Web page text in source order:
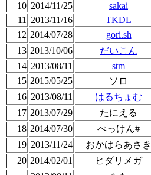
10 2014/11/25 sakai
11
2013/11/16 TKDL
12 2014/07/28 gori.sh
13 2013/10/06 だいこん
14 2013/08/11 stm
15 2015/05/25 ソロ
16 2013/08/11 はるちょむ
17 2013/07/29 たにえる
18 2014/07/30 べっけん#
19 2013/11/24 おかはらあさき
20 2014/02/01 ヒダリメガ